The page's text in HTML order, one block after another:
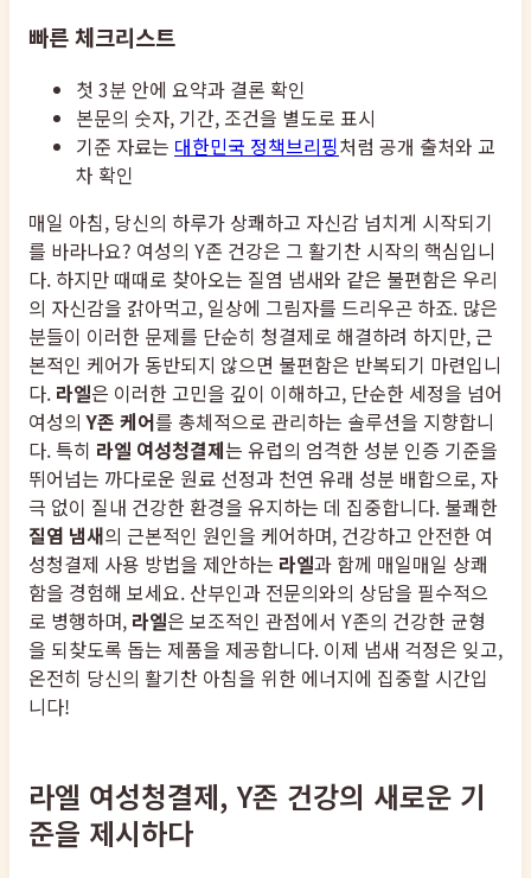
빠른 체크리스트
첫 3분 안에 요약과 결론 확인
본문의 숫자, 기간, 조건을 별도로 표시
기준 자료는 대한민국 정책브리핑처럼 공개 출처와 교
차 확인
매일 아침, 당신의 하루가 상쾌하고 자신감 넘치게 시작되기
를 바라나요? 여성의 Y존 건강은 그 활기찬 시작의 핵심입니
다. 하지만 때때로 찾아오는 질염 냄새와 같은 불편함은 우리
의 자신감을 갉아먹고, 일상에 그림자를 드리우곤 하죠. 많은
분들이 이러한 문제를 단순히 청결제로 해결하려 하지만, 근
본적인 케어가 동반되지 않으면 불편함은 반복되기 마련입니
다. 라엘은 이러한 고민을 깊이 이해하고, 단순한 세정을 넘어
여성의Y존 케어를 총체적으로 관리하는 솔루션을 지향합니
다. 특히 라엘 여성청결제는 유럽의 엄격한 성분 인증 기준을
뛰어넘는 까다로운 원료 선정과 천연 유래 성분 배합으로, 자
극 없이 질내 건강한 환경을 유지하는 데 집중합니다. 불쾌한
질염 냄새의 근본적인 원인을 케어하며, 건강하고 안전한 여
성청결제 사용 방법을 제안하는 라엘과 함께 매일매일 상쾌
함을 경험해 보세요. 산부인과 전문의와의 상담을 필수적으
로 병행하며, 라엘은 보조적인 관점에서 Y존의 건강한 균형
을 되찾도록 돕는 제품을 제공합니다. 이제 냄새 걱정은 잊고,
온전히 당신의 활기찬 아침을 위한 에너지에 집중할 시간입
니다!
라엘 여성청결제, Y존 건강의 새로운 기
준을 제시하다